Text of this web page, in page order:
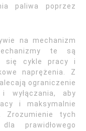
paliwa poprzez
na mechanizm
te są
się cykle pracy i
naprężenia. Z
ograniczenie
wyłączania, aby
i maksymalnie
Zrozumienie tych
prawidłowego